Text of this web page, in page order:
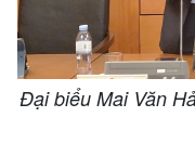
Đại biểu Mai Văn